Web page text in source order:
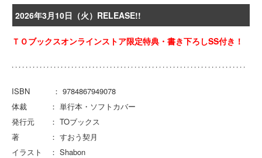
2026年3月10日（火）RELEASE!!
ＴＯブックスオンラインストア限定特典・書き下ろしSS付き！
ISBN ： 9784867949078
体裁 ： 単行本・ソフトカバー
発行元 ： TOブックス
著 ： すおう契月
イラスト ： Shabon